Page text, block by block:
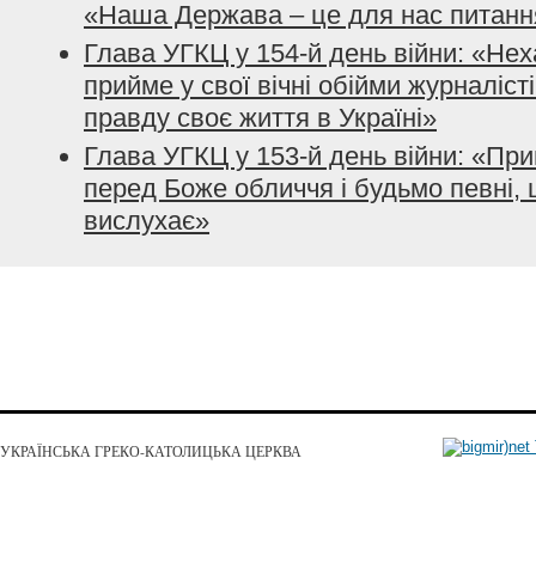
«Наша Держава – це для нас
Глава УГКЦ у 154-й день війни:
прийме у свої вічні обійми
правду своє життя в Україні»
Глава УГКЦ у 153-й день війни:
перед Боже обличчя і будьмо певні,
вислухає»
УКРАЇНСЬКА ГРЕКО-КАТОЛИЦЬКА ЦЕРКВА